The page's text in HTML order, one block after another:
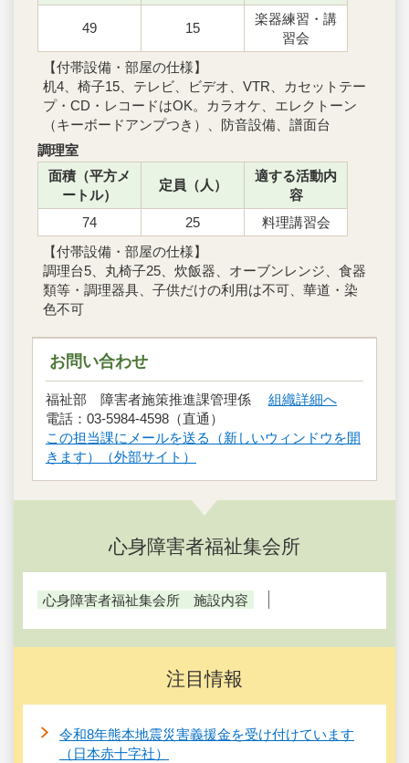
49 15
楽器練習・講
習会
【付帯設備・部屋の仕様】
机4、椅子15、テレビ、ビデオ、VTR、カセットテー
プ・CD・レコードはOK。カラオケ、エレクトーン
（キーボードアンプつき）、防音設備、譜面台
調理室
面積（平方メ
ートル）
定員（人）
適する活動内
容
74
25
料理講習会
【付帯設備・部屋の仕様】
調理台5、丸椅子25、炊飯器、オーブンレンジ、食器
類等・調理器具、子供だけの利用は不可、華道・染
色不可
お問い合わせ
福祉部 障害者施策推進課管理係 組織詳細へ
電話：03-5984-4598（直通）
この担当課にメールを送る（新しいウィンドウを開
きます）（外部サイト）
心身障害者福祉集会所
心身障害者福祉集会所 施設内容
注目情報
令和8年熊本地震災害義援金を受け付けています
（日本赤十字社）